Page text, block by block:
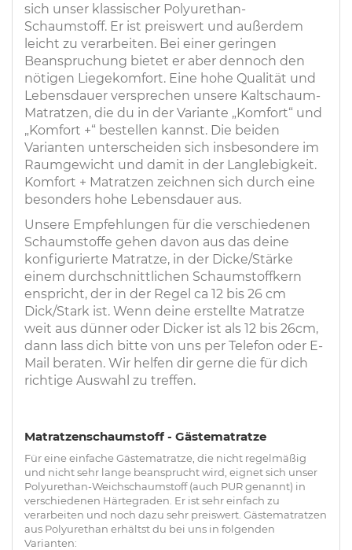
sich unser klassischer Polyurethan-
Schaumstoff. Er ist preiswert und außerdem
leicht zu verarbeiten. Bei einer geringen
Beanspruchung bietet er aber dennoch den
nötigen Liegekomfort. Eine hohe Qualität und
Lebensdauer versprechen unsere Kaltschaum-
Matratzen, die du in der Variante „Komfort“ und
„Komfort +“ bestellen kannst. Die beiden
Varianten unterscheiden sich insbesondere im
Raumgewicht und damit in der Langlebigkeit.
Komfort + Matratzen zeichnen sich durch eine
besonders hohe Lebensdauer aus.
Unsere Empfehlungen für die verschiedenen
Schaumstoffe gehen davon aus das deine
konfigurierte Matratze, in der Dicke/Stärke
einem durchschnittlichen Schaumstoffkern
enspricht, der in der Regel ca 12 bis 26 cm
Dick/Stark ist. Wenn deine erstellte Matratze
weit aus dünner oder Dicker ist als 12 bis 26cm,
dann lass dich bitte von uns per Telefon oder E-
Mail beraten. Wir helfen dir gerne die für dich
richtige Auswahl zu treffen.
Matratzenschaumstoff - Gästematratze
Für eine einfache Gästematratze, die nicht regelmäßig
und nicht sehr lange beansprucht wird, eignet sich unser
Polyurethan-Weichschaumstoff (auch PUR genannt) in
verschiedenen Härtegraden. Er ist sehr einfach zu
verarbeiten und noch dazu sehr preiswert. Gästematratzen
aus Polyurethan erhältst du bei uns in folgenden
Varianten: